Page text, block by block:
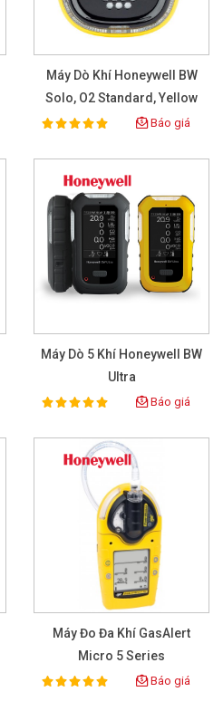
Máy Dò Khí Honeywell BW
Solo, O2 Standard, Yellow
Rating:
100% Báo giá
Máy Dò 5 Khí Honeywell BW
Ultra
Rating:
100% Báo giá
Máy Đo Đa Khí GasAlert
Micro 5 Series
O2/LEL/Cl2/CO/H2S
Rating:
100% Báo giá